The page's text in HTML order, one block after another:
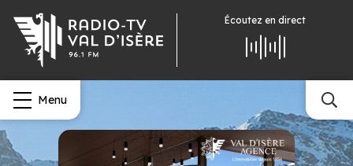
Écoutez en direct
Menu